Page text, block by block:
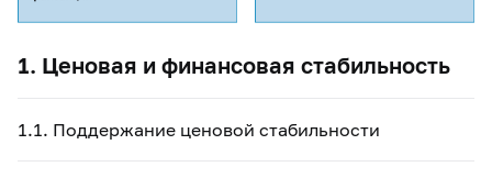
1. Ценовая и финансовая стабильность
1.1. Поддержание ценовой стабильности